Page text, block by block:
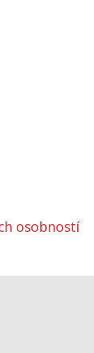
osobností